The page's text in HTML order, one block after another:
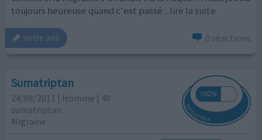
toujours heureuse quand c'est passé ...lire la suite
votre avis 0 réactions
Sumatriptan
24/08/2011 | Homme | 40
sumatriptan
Migraine